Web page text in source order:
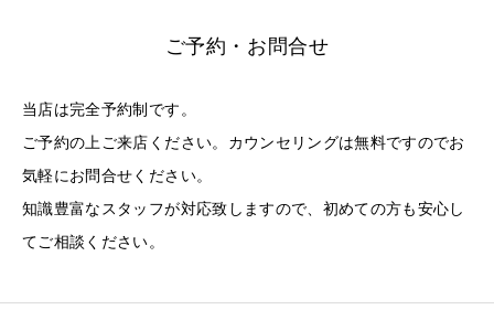
ご予約・お問合せ
当店は完全予約制です。
ご予約の上ご来店ください。カウンセリングは無料ですのでお
気軽にお問合せください。
知識豊富なスタッフが対応致しますので、初めての方も安心し
てご相談ください。